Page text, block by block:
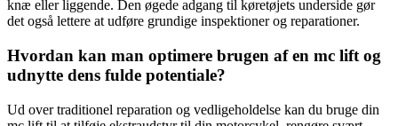
knæ eller liggende. Den øgede adgang til køretøjets underside gør
det også lettere at udføre grundige inspektioner og reparationer.
Hvordan kan man optimere brugen af en mc lift og
udnytte dens fulde potentiale?
Ud over traditionel reparation og vedligeholdelse kan du bruge din